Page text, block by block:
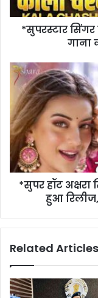
*सुपरस्टार
गाना
*सुपर हॉट
हुआ रिलीज,
Related Articles